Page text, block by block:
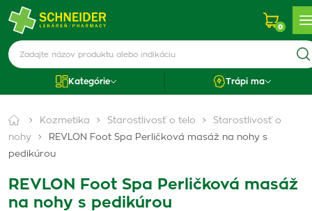
0
Kategórie Trápi ma
Kozmetika Starostlivosť o telo
Starostlivosť o
nohy
REVLON Foot Spa Perličková masáž na nohy s
pedikúrou
REVLON Foot Spa Perličková masáž
na nohy s pedikúrou